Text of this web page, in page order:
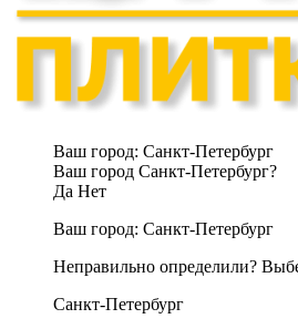
Ваш город: Санкт-Петербург
Ваш город Санкт-Петербург?
Да Нет
Ваш город: Санкт-Петербург
Неправильно определили?
Санкт-Петербург